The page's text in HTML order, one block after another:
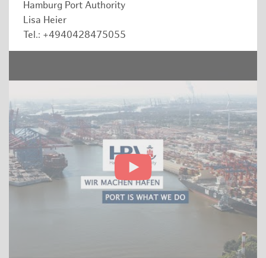
Hamburg Port Authority
Lisa Heier
Tel.: +4940428475055